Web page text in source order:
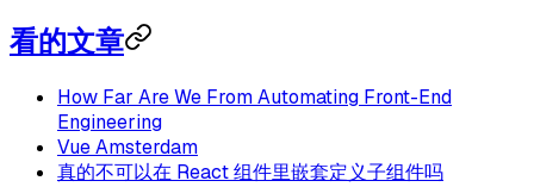
看的文章
How Far Are We From Automating Front-End
Engineering
Vue Amsterdam
真的不可以在 React 组件里嵌套定义子组件吗